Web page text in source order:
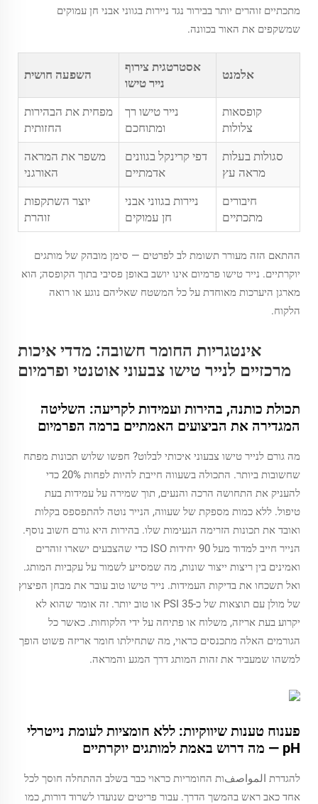
מתכתיים זוהרים יותר בבירור נגד ניירות בגווני אבני חן עמוקים
שמשקפים את האור בכוונה.
אלמנט
אסטרטגית צירוף
נייר טישו
השפעה חושית
קופסאות
צלולות
נייר טישו רך
ומתוחכם
מפחית את הבהירות
החזותית
סגולות בעלות
מראה עץ
דפי קרינקל בגוונים
אדמתיים
משפר את המראה
האורגני
חיבורים
מתכתיים
ניירות בגווני אבני
חן עמוקים
יוצר השתקפות
זוהרת
ההתאם הזה מעורר תשומת לב לפרטים — סימן מובהק של מותגים
יוקרתיים. נייר טישו פרמיום אינו יושב באופן פסיבי בתוך הקופסה; הוא
מארגן היערכות מאוחדת על כל המשטח שאליהם נוגע או רואה
הלקוח.
אינטגריות החומר חשובה: מדדי איכות
מרכזיים לנייר טישו צבעוני אוטנטי ופרמיום
תכולת כותנה, בהירות ועמידות לקריעה: השליטה
המגדירה את הביצועים האמתיים ברמה הפרמיום
מה גורם לנייר טישו צבעוני איכותי לבלוט? חפשו שלוש תכונות מפתח
שחשובות ביותר. התכולה בשעווה חייבת להיות לפחות 20% כדי
להעניק את התחושה הרכה והנעים, תוך שמירה על עמידות בעת
טיפול. ללא כמות מספקת של שעווה, הנייר נוטה להתפספס בקלות
ואובד את תכונות הזרימה הנעימות שלו. בהירות היא גורם חשוב נוסף.
הנייר חייב למדוד מעל 90 יחידות ISO כדי שהצבעים ישארו זוהרים
ואמינים בין ריצות ייצור שונות, מה שמסייע לשמור על עקביות המותג.
ואל תשכחו את בדיקות העמידות. נייר טישו טוב עובר את מבחן הפיצוץ
של מולן עם תוצאות של כ-35 PSI או טוב יותר. זה אומר שהוא לא
יקרוע בעת אריזה, משלוח או פתיחה על ידי הלקוחות. כאשר כל
הגורמים האלה מתכנסים כראוי, מה שתחילתו חומר אריזה פשוט הופך
למשהו שמעביר את זהות המותג דרך המגע והמראה.
פענוח טענות שיווקיות: ללא חומציות לעומת נייטרלי
pH — מה דרוש באמת למותגים יוקרתיים
להגדרת المواصفות החומריות כראוי כבר בשלב ההתחלה חוסך לכל
אחד כאב ראש בהמשך הדרך. עבור פריטים שנועדו לשרוד דורות, כמו